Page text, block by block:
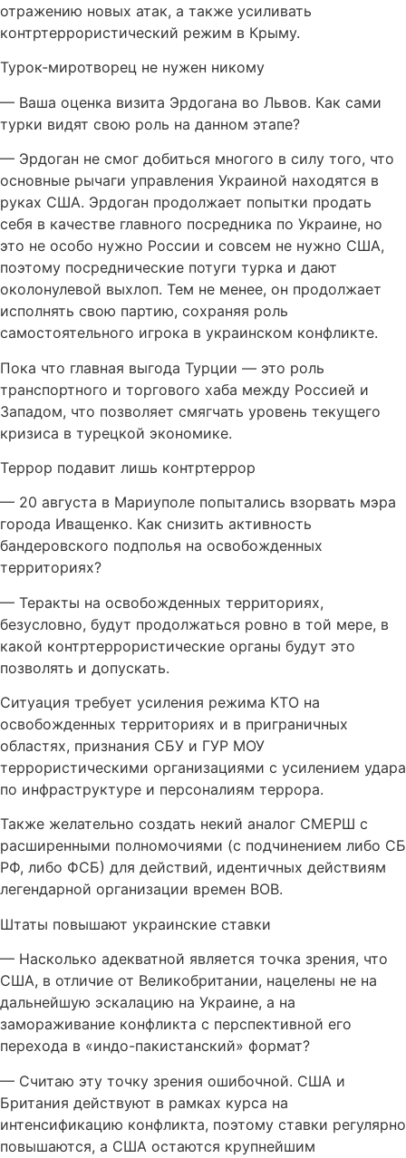
отражению новых атак, а также усиливать
контртеррористический режим в Крыму.
Турок-миротворец не нужен никому
— Ваша оценка визита Эрдогана во Львов. Как сами
турки видят свою роль на данном этапе?
— Эрдоган не смог добиться многого в силу того, что
основные рычаги управления Украиной находятся в
руках США. Эрдоган продолжает попытки продать
себя в качестве главного посредника по Украине, но
это не особо нужно России и совсем не нужно США,
поэтому посреднические потуги турка и дают
околонулевой выхлоп. Тем не менее, он продолжает
исполнять свою партию, сохраняя роль
самостоятельного игрока в украинском конфликте.
Пока что главная выгода Турции — это роль
транспортного и торгового хаба между Россией и
Западом, что позволяет смягчать уровень текущего
кризиса в турецкой экономике.
Террор подавит лишь контртеррор
— 20 августа в Мариуполе попытались взорвать мэра
города Иващенко. Как снизить активность
бандеровского подполья на освобожденных
территориях?
— Теракты на освобожденных территориях,
безусловно, будут продолжаться ровно в той мере, в
какой контртеррористические органы будут это
позволять и допускать.
Ситуация требует усиления режима КТО на
освобожденных территориях и в приграничных
областях, признания СБУ и ГУР МОУ
террористическими организациями с усилением удара
по инфраструктуре и персоналиям террора.
Также желательно создать некий аналог СМЕРШ с
расширенными полномочиями (с подчинением либо СБ
РФ, либо ФСБ) для действий, идентичных действиям
легендарной организации времен ВОВ.
Штаты повышают украинские ставки
— Насколько адекватной является точка зрения, что
США, в отличие от Великобритании, нацелены не на
дальнейшую эскалацию на Украине, а на
замораживание конфликта с перспективной его
перехода в «индо-пакистанский» формат?
— Считаю эту точку зрения ошибочной. США и
Британия действуют в рамках курса на
интенсификацию конфликта, поэтому ставки регулярно
повышаются, а США остаются крупнейшим